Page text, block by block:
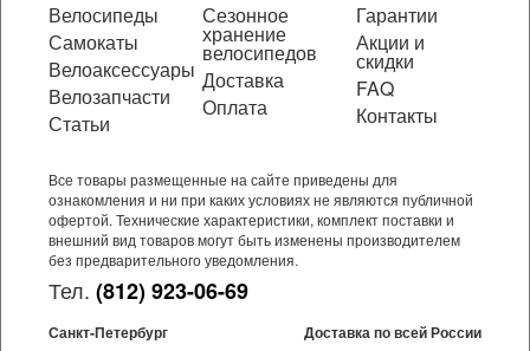
Велосипеды
Самокаты
Велоаксессуары
Велозапчасти
Статьи
Сезонное
хранение
велосипедов
Доставка
Оплата
Гарантии
Акции и
скидки
FAQ
Контакты
Все товары размещенные на сайте приведены для
ознакомления и ни при каких условиях не являются публичной
офертой. Технические характеристики, комплект поставки и
внешний вид товаров могут быть изменены производителем
без предварительного уведомления.
Тел. (812) 923-06-69
Санкт-Петербург Доставка по всей России